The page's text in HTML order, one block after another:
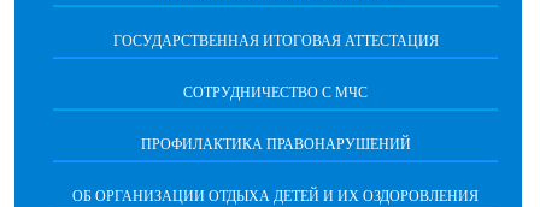
ГОСУДАРСТВЕННАЯ ИТОГОВАЯ АТТЕСТАЦИЯ
CОТРУДНИЧЕСТВО С МЧС
ПРОФИЛАКТИКА ПРАВОНАРУШЕНИЙ
ОБ ОРГАНИЗАЦИИ ОТДЫХА ДЕТЕЙ И ИХ ОЗДОРОВЛЕНИЯ